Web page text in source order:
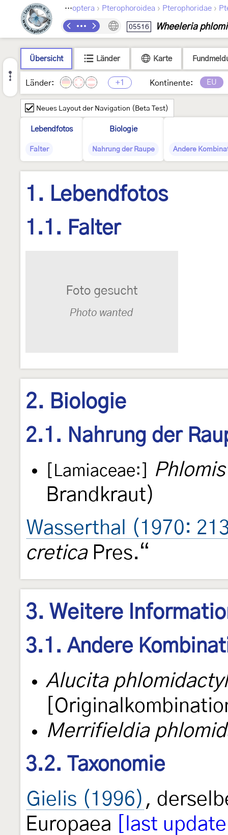
Lepidoptera › Pterophoroidea › Pterophoridae ›
05516 Wheeleria
Übersicht Länder Karte
Länder: +1 Kontinente: EU
Neues Layout der Navigation (Beta Test)
Lebendfotos
Falter
Biologie
Nahrung der Raupe Andere
1. Lebendfotos
1.1. Falter
2. Biologie
2.1. Nahrung der
[Lamiaceae:]
Brandkraut)
Wasserthal (1970:
creticaPres.“
3. Weitere
3.1. Andere
Alucita
Merrifieldia
3.2. Taxonomie
Gielis (1996) ,
Europaea
[last